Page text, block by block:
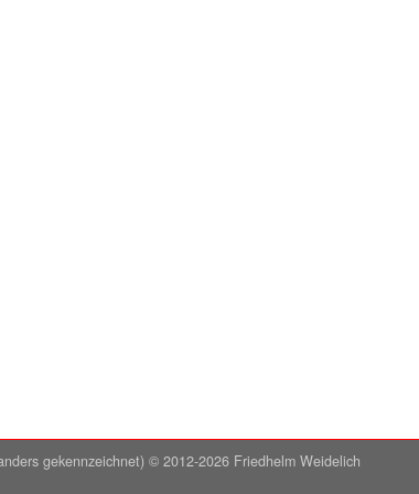
gekennzeichnet) © 2012-2026 Friedhelm Weidelich